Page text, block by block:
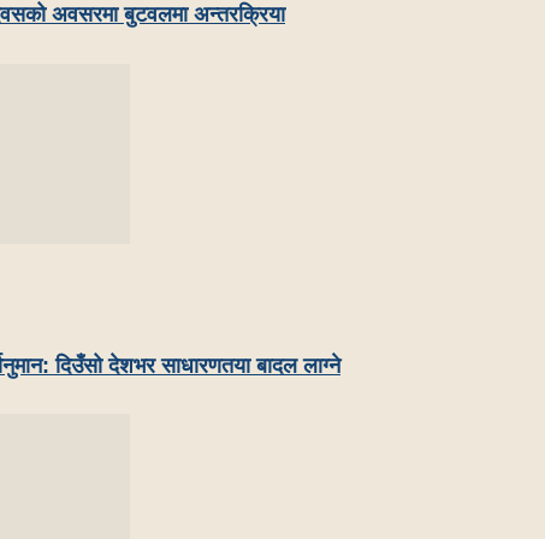
अवसरमा बुटवलमा अन्तरक्रिया
दिउँसो देशभर साधारणतया बादल लाग्ने